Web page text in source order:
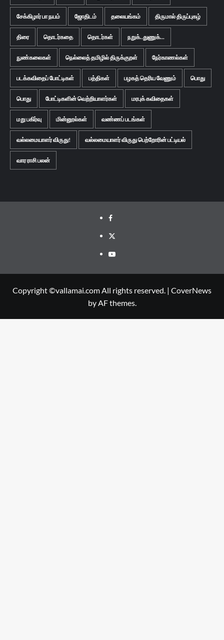
சேக்கிழார் பா நயம் ஜோதிடம் தலையங்கம் திருமால் திருப்புகழ்
திரை தொடர்கதை தொடர்கள் நறுக்..துணுக்...
நுண்கலைகள் நெல்லைத் தமிழில் திருக்குறள் நேர்காணல்கள்
படக்கவிதைப் போட்டிகள் பத்திகள் பழகத் தெரிய வேணும் பொது
பொது போட்டிகளின் வெற்றியாளர்கள் மரபுக் கவிதைகள்
மறு பகிர்வு மின்னூல்கள் வண்ணப் படங்கள்
வல்லமையாளர் விருது! வல்லமையாளர் விருது பெற்றோரின் பட்டியல்
வார ராசி பலன்
Facebook
Twitter
Youtube
Copyright ©vallamai.com All rights reserved. | CoverNews
by AF themes.